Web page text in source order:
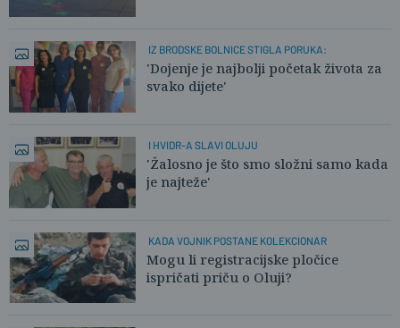
IZ BRODSKE BOLNICE STIGLA PORUKA:
'Dojenje je najbolji početak života za
svako dijete'
I HVIDR-A SLAVI OLUJU
'Žalosno je što smo složni samo kada
je najteže'
KADA VOJNIK POSTANE KOLEKCIONAR
Mogu li registracijske pločice
ispričati priču o Oluji?